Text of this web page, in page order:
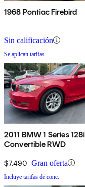
1968 Pontiac Firebird
Sin calificación
Se aplican tarifas
2011 BMW 1 Series 128i
Convertible RWD
$7,490 Gran oferta
Incluye tarifas de conc.